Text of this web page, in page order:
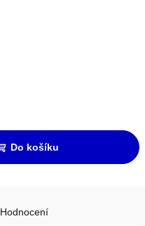
Do košíku
Hodnocení